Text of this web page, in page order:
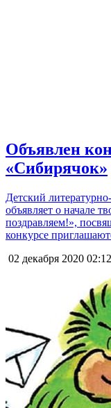
Объявлен
«Сибирячок»
Детский
объявляет о начале
поздравляем!»,
конкурсе
02 декабря 2020 02:12